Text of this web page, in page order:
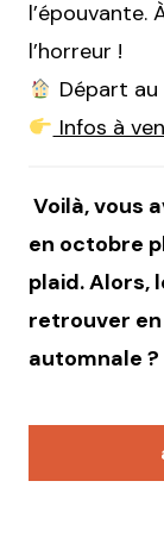
l’épouvante.
l’horreur !
Départ au
Infos à
Voilà, vous
en octobre
plaid. Alors,
retrouver
automnale ?